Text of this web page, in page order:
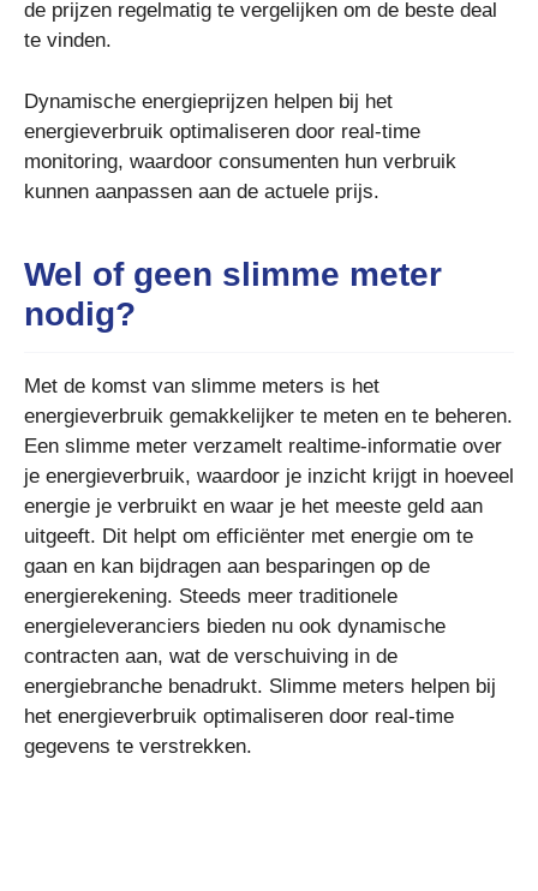
de prijzen regelmatig te vergelijken om de beste deal
te vinden.
Dynamische energieprijzen helpen bij het
energieverbruik optimaliseren door real-time
monitoring, waardoor consumenten hun verbruik
kunnen aanpassen aan de actuele prijs.
Wel of geen slimme meter
nodig?
Met de komst van slimme meters is het
energieverbruik gemakkelijker te meten en te beheren.
Een slimme meter verzamelt realtime-informatie over
je energieverbruik, waardoor je inzicht krijgt in hoeveel
energie je verbruikt en waar je het meeste geld aan
uitgeeft. Dit helpt om efficiënter met energie om te
gaan en kan bijdragen aan besparingen op de
energierekening. Steeds meer traditionele
energieleveranciers bieden nu ook dynamische
contracten aan, wat de verschuiving in de
energiebranche benadrukt. Slimme meters helpen bij
het energieverbruik optimaliseren door real-time
gegevens te verstrekken.